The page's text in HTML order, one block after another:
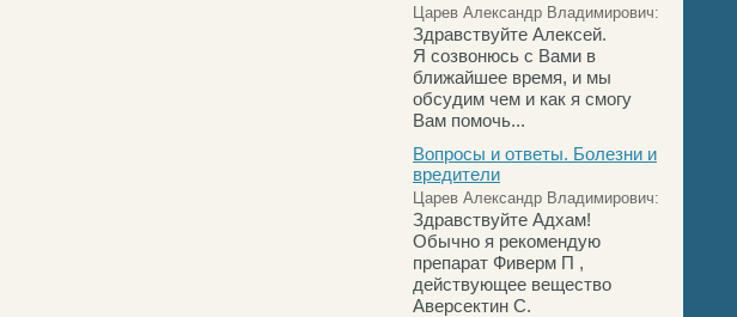
Царев Александр Владимирович:
Здравствуйте Алексей.
Я созвонюсь с Вами в
ближайшее время, и мы
обсудим чем и как я смогу
Вам помочь...
Вопросы и ответы. Болезни и
вредители
Царев Александр Владимирович:
Здравствуйте Адхам!
Обычно я рекомендую
препарат Фиверм П ,
действующее вещество
Аверсектин С.